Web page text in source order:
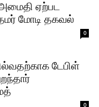
ஏற்பட
மோடி தகவல்
0
டேபிள்
0